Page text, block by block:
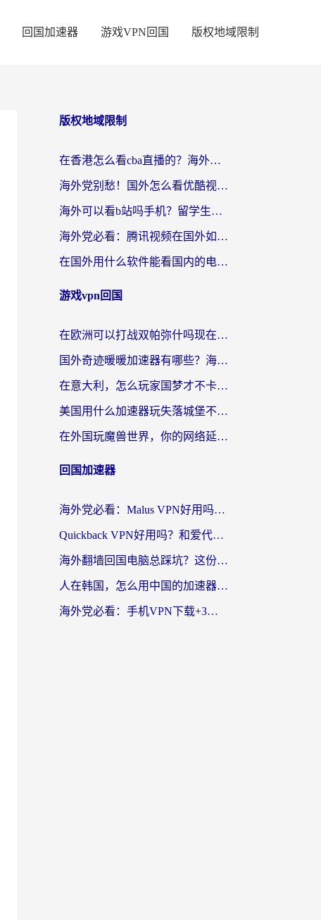
回国加速器 游戏VPN回国 版权地域限制
版权地域限制
在香港怎么看cba直播的？海外党体育观赛终极指南：告别版权限制，畅享中文解说
海外党别愁！国外怎么看优酷视频？一招解决追剧、看直播难题
海外可以看b站吗手机？留学生亲测有效的回国加速指南
海外党必看：腾讯视频在国外如何解除地域限制？附优酷咪咕使用指南
在国外用什么软件能看国内的电视剧啊？留学生亲测有效的回国加速方案
游戏vpn回国
在欧洲可以打战双帕弥什吗现在？跨越延迟墙的实战指南
国外奇迹暖暖加速器有哪些？海外党国服游戏畅玩终极指南（附亲测推荐）
在意大利，怎么玩家国梦才不卡？这份终极加速指南请收好
美国用什么加速器玩失落城堡不卡？海外党亲测有效的国服游戏加速指南
在外国玩魔兽世界，你的网络延迟是最大的敌人
回国加速器
海外党必看：Malus VPN好用吗？和迅猛兔VPN对比哪个回国效果更好？附真实体验与避坑指南
Quickback VPN好用吗？和爱代理VPN对比哪个回国效果更好？
海外翻墙回国电脑总踩坑？这份实测指南帮你选对加速器（附ChickCNinitapMalus对比）
人在韩国，怎么用中国的加速器刷剧打游戏？这份真实体验指南给你答案
海外党必看：手机VPN下载+3步选对回国加速器，无缝刷国内资源不再愁